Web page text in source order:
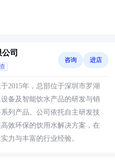
司
咨询 进店
2015年，总部位于深圳市罗湖
备及智能饮水产品的研发与销
列产品。公司依托自主研发技
效环保的饮用水解决方案，在
力与丰富的行业经验。